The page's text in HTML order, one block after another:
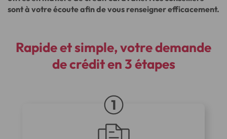
sont à votre écoute afin de vous renseigner efficacement.
Rapide et simple, votre demande
de crédit en 3 étapes